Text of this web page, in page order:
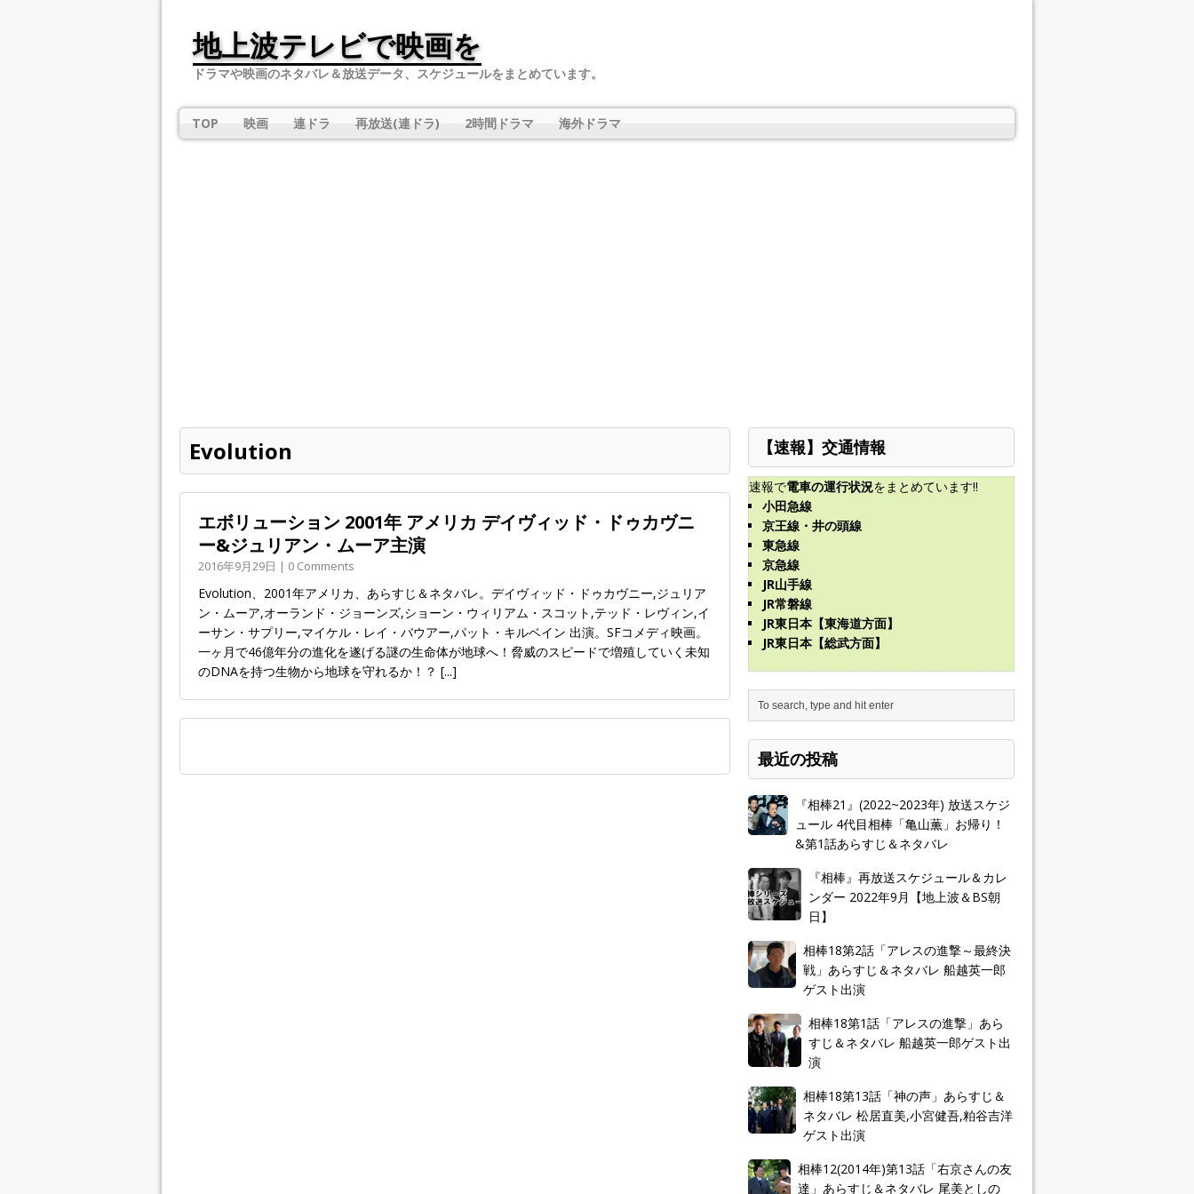
地上波テレビで映画を
ドラマや映画のネタバレ＆放送データ、スケジュールをまとめています。
TOP 映画 連ドラ 再放送(連ドラ) 2時間ドラマ 海外ドラマ
Evolution
エボリューション 2001年 アメリカ デイヴィッド・ドゥカヴニ
ー&ジュリアン・ムーア主演
2016年9月29日 | 0 Comments
Evolution、2001年アメリカ、あらすじ＆ネタバレ。デイヴィッド・ドゥカヴニー,ジュリア
ン・ムーア,オーランド・ジョーンズ,ショーン・ウィリアム・スコット,テッド・レヴィン,イ
ーサン・サプリー,マイケル・レイ・バウアー,パット・キルベイン 出演。SFコメディ映画。
一ヶ月で46億年分の進化を遂げる謎の生命体が地球へ！脅威のスピードで増殖していく未知
のDNAを持つ生物から地球を守れるか！？ [...]
【速報】交通情報
速報で電車の運行状況をまとめています!!
小田急線
京王線・井の頭線
東急線
京急線
JR山手線
JR常磐線
JR東日本【東海道方面】
JR東日本【総武方面】
最近の投稿
『相棒21』(2022~2023年) 放送スケジ
ュール 4代目相棒「亀山薫」お帰り！
&第1話あらすじ＆ネタバレ
『相棒』再放送スケジュール＆カレ
ンダー 2022年9月【地上波＆BS朝
日】
相棒18第2話「アレスの進撃～最終決
戦」あらすじ＆ネタバレ 船越英一郎
ゲスト出演
相棒18第1話「アレスの進撃」あら
すじ＆ネタバレ 船越英一郎ゲスト出
演
相棒18第13話「神の声」あらすじ＆
ネタバレ 松居直美,小宮健吾,粕谷吉洋
ゲスト出演
相棒12(2014年)第13話「右京さんの友
達」あらすじ＆ネタバレ 尾美としの